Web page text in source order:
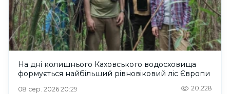
На дні колишнього Каховського водосховища
формується найбільший рівновіковий ліс Європи
08 сер. 2026 20:29 20,228